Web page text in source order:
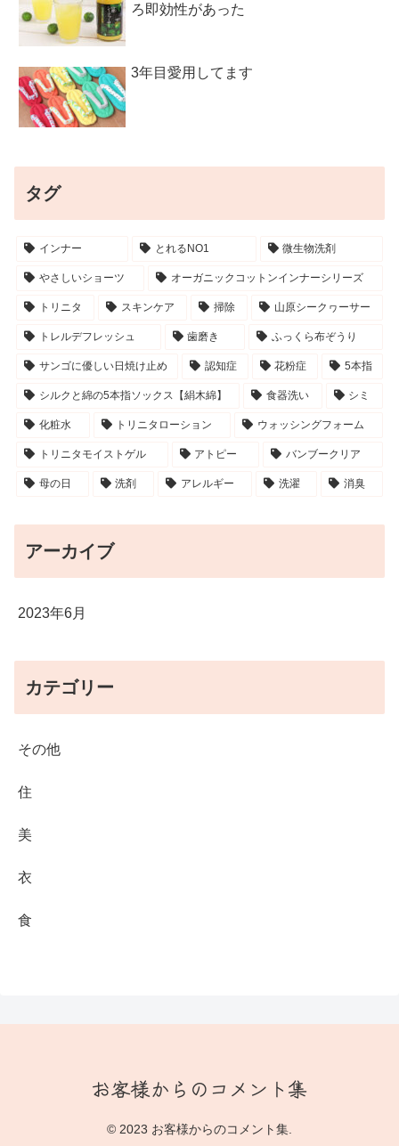
ろ即効性があった
3年目愛用してます
タグ
インナー とれるNO1 微生物洗剤
やさしいショーツ オーガニックコットンインナーシリーズ
トリニタ スキンケア 掃除 山原シークヮーサー
トレルデフレッシュ 歯磨き ふっくら布ぞうり
サンゴに優しい日焼け止め 認知症 花粉症 5本指
シルクと綿の5本指ソックス【絹木綿】 食器洗い シミ
化粧水 トリニタローション ウォッシングフォーム
トリニタモイストゲル アトピー バンブークリア
母の日 洗剤 アレルギー 洗濯 消臭
アーカイブ
2023年6月
カテゴリー
その他
住
美
衣
食
© 2023 お客様からのコメント集.